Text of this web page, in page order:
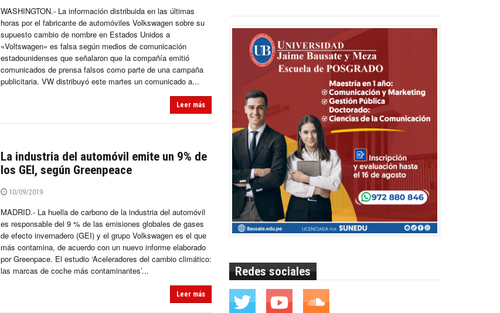
WASHINGTON.- La información distribuida en las últimas
horas por el fabricante de automóviles Volkswagen sobre su
supuesto cambio de nombre en Estados Unidos a
«Voltswagen» es falsa según medios de comunicación
estadounidenses que señalaron que la compañía emitió
comunicados de prensa falsos como parte de una campaña
publicitaria. VW distribuyó este martes un comunicado a...
Leer más
La industria del automóvil emite un 9% de
los GEI, según Greenpeace
10/09/2019
MADRID.- La huella de carbono de la industria del automóvil
es responsable del 9 % de las emisiones globales de gases
de efecto invernadero (GEI) y el grupo Volkswagen es el que
más contamina, de acuerdo con un nuevo informe elaborado
por Greenpace. El estudio ‘Aceleradores del cambio climático:
las marcas de coche más contaminantes’...
Leer más
Redes sociales